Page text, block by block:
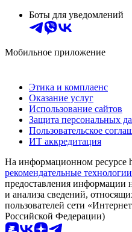
Боты для уведомлений
Мобильное приложение
Этика и комплаенс
Оказание услуг
Использование сайтов
Защита персональных
Пользовательское
ИТ аккредитация
На информационном ресурсе
рекомендательные технологии
предоставления информации
и анализа сведений,
пользователей сети
Российской Федерации)